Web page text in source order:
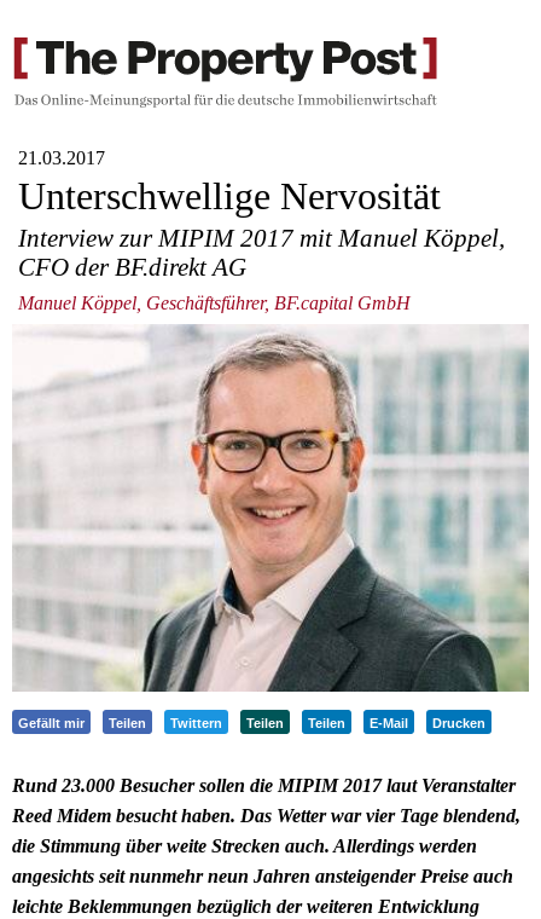
21.03.2017
Unterschwellige Nervosität
Interview zur MIPIM 2017 mit Manuel Köppel,
CFO der BF.direkt AG
Manuel Köppel, Geschäftsführer, BF.capital GmbH
Gefällt mir Teilen Twittern Teilen Teilen E-Mail Drucken
Rund 23.000 Besucher sollen die MIPIM 2017 laut Veranstalter
Reed Midem besucht haben. Das Wetter war vier Tage blendend,
die Stimmung über weite Strecken auch. Allerdings werden
angesichts seit nunmehr neun Jahren ansteigender Preise auch
leichte Beklemmungen bezüglich der weiteren Entwicklung